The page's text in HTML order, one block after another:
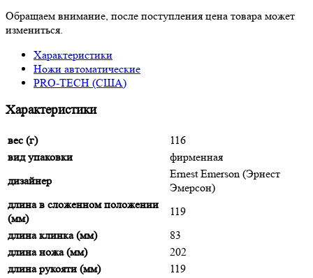
Обращаем внимание, после поступления цена товара может
измениться.
Характеристики
Ножи автоматические
PRO-TECH (США)
Характеристики
вес (г)
116
вид упаковки
фирменная
дизайнер
Ernest Emerson (Эрнест
Эмерсон)
длина в сложенном положении
(мм)
119
длина клинка (мм)
83
длина ножа (мм)
202
длина рукояти (мм)
119